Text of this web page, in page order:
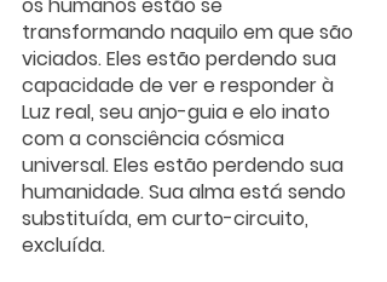
transformando naquilo em que são
viciados. Eles estão perdendo sua
capacidade de ver e responder à
Luz real, seu anjo-guia e elo inato
com a consciência cósmica
universal. Eles estão perdendo sua
humanidade. Sua alma está sendo
substituída, em curto-circuito,
excluída.